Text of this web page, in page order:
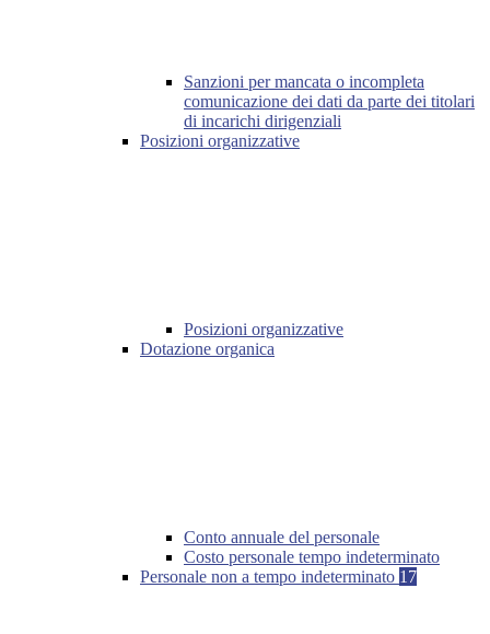
Sanzioni per mancata o incompleta
comunicazione dei dati da parte dei titolari
di incarichi dirigenziali
Posizioni organizzative
Posizioni organizzative
Dotazione organica
Conto annuale del personale
Costo personale tempo indeterminato
Personale non a tempo indeterminato 17